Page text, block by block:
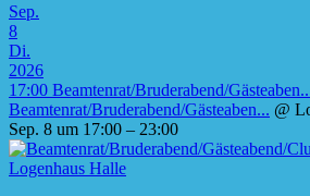
Sep.
8
Di.
2026
17:00 Beamtenrat/Bruderabend/
Beamtenrat/Bruderabend/Gästeaben... @
Sep. 8 um 17:00 – 23:00